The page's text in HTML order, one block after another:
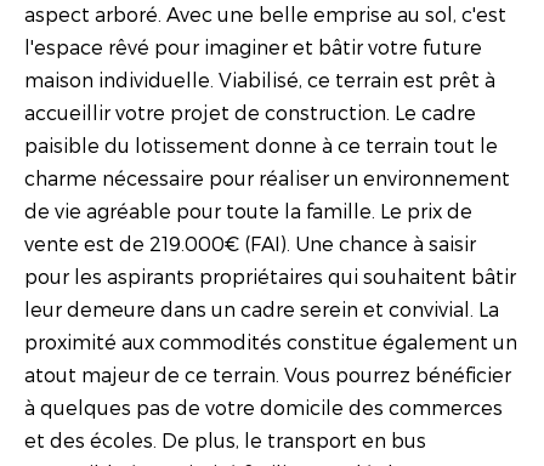
aspect arboré. Avec une belle emprise au sol, c'est
l'espace rêvé pour imaginer et bâtir votre future
maison individuelle. Viabilisé, ce terrain est prêt à
accueillir votre projet de construction. Le cadre
paisible du lotissement donne à ce terrain tout le
charme nécessaire pour réaliser un environnement
de vie agréable pour toute la famille. Le prix de
vente est de 219.000€ (FAI). Une chance à saisir
pour les aspirants propriétaires qui souhaitent bâtir
leur demeure dans un cadre serein et convivial. La
proximité aux commodités constitue également un
atout majeur de ce terrain. Vous pourrez bénéficier
à quelques pas de votre domicile des commerces
et des écoles. De plus, le transport en bus